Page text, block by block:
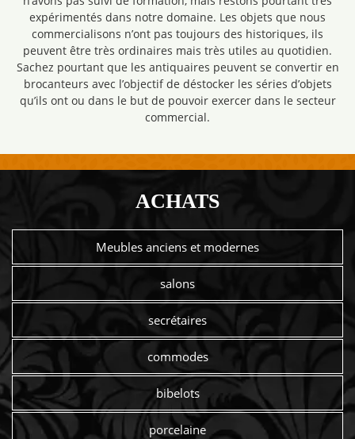
expérimentés dans notre domaine. Les objets que nous
commercialisons n’ont pas toujours des historiques, ils
peuvent être très ordinaires mais très utiles au quotidien.
Sachez pourtant que les antiquaires peuvent se convertir en
brocanteurs avec l’objectif de déstocker les séries d’objets
qu’ils ont ou dans le but de pouvoir exercer dans le secteur
commercial.
ACHATS
Meubles anciens et modernes
salons
secrétaires
commodes
bibelots
porcelaine